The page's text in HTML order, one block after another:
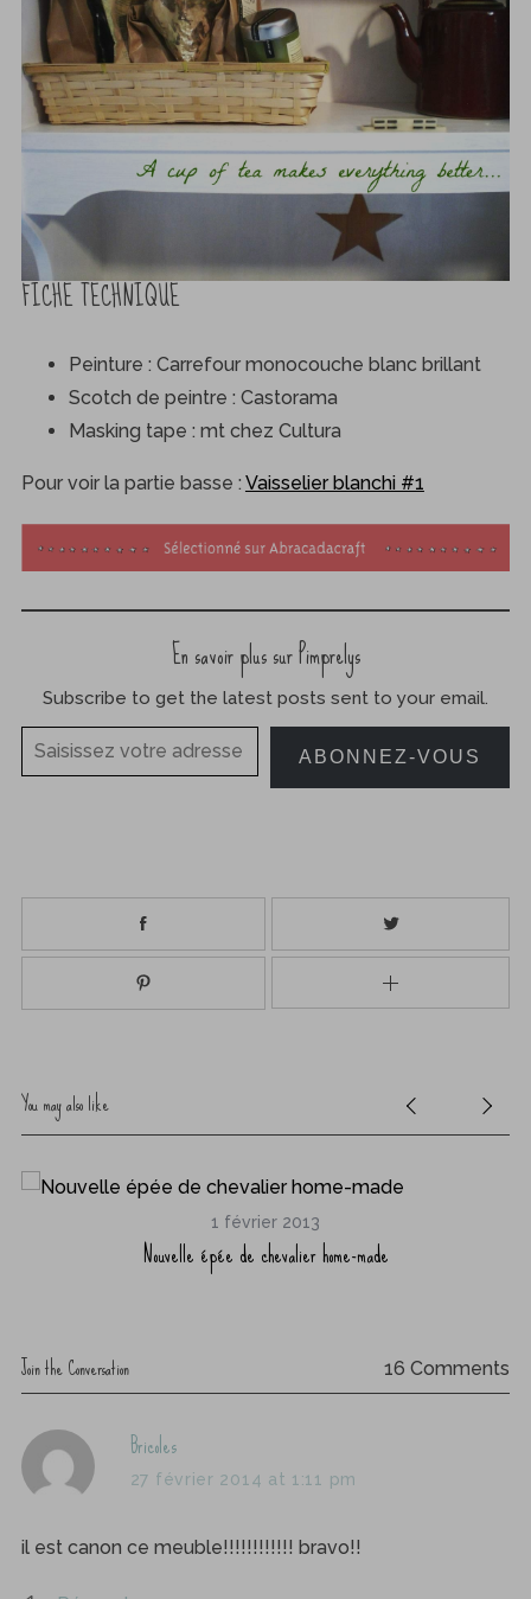
FICHE TECHNIQUE
Peinture : Carrefour monocouche blanc brillant
Scotch de peintre : Castorama
Masking tape : mt chez Cultura
Pour voir la partie basse : Vaisselier blanchi #1
En savoir plus sur Pimprelys
Subscribe to get the latest posts sent to your email.
Saisissez votre adresse e-mail…
ABONNEZ-VOUS
You may also like
1 février 2013
Nouvelle épée de chevalier home-made
Join the Conversation 16 Comments
s
a
s
Bricoles
27 février 2014 at 1:11 pm
il est canon ce meuble!!!!!!!!!!!! bravo!!